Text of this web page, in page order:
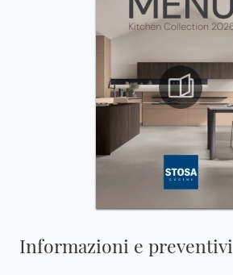
Informazioni e preventivi